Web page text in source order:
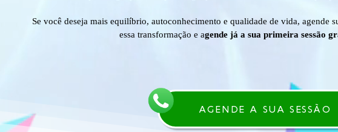
Se você deseja mais equilíbrio, autoconhecimento e qualidade de vida, agende
essa transformação e agende já a sua primeira sessão
AGENDE A SUA SESSÃO